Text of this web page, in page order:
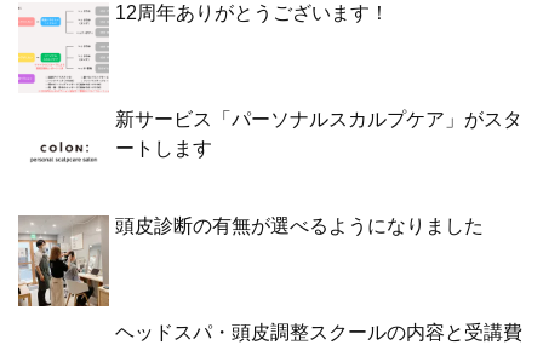
12周年ありがとうございます！
新サービス「パーソナルスカルプケア」がスタ
ートします
頭皮診断の有無が選べるようになりました
ヘッドスパ・頭皮調整スクールの内容と受講費